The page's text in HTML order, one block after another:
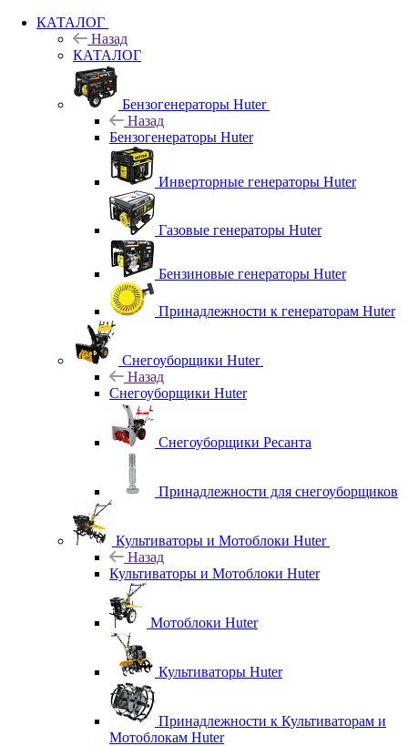
КАТАЛОГ
Назад
КАТАЛОГ
Бензогенераторы Huter
Назад
Бензогенераторы Huter
Инверторные генераторы Huter
Газовые генераторы Huter
Бензиновые генераторы Huter
Принадлежности к генераторам Huter
Снегоуборщики Huter
Назад
Снегоуборщики Huter
Снегоуборщики Ресанта
Принадлежности для снегоуборщиков
Культиваторы и Мотоблоки Huter
Назад
Культиваторы и Мотоблоки Huter
Мотоблоки Huter
Культиваторы Huter
Принадлежности к Культиваторам и
Мотоблокам Huter